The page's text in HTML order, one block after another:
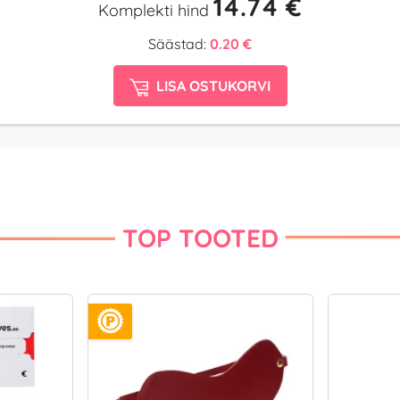
Komplekti hind 14.74 €
Säästad: 0.20 €
LISA OSTUKORVI
TOP TOOTED